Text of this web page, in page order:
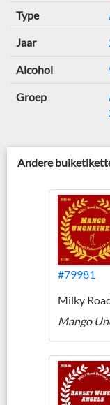
Type
Jaar
Alcohol
Groep
Andere
#79981
Milky
Mango